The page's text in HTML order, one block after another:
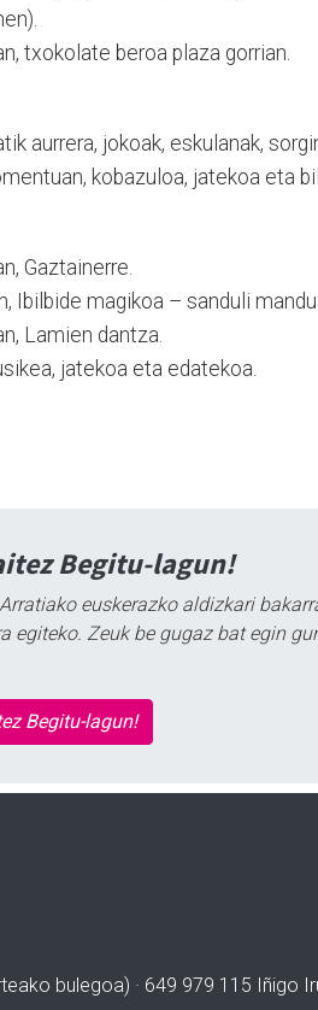
txokolate beroa plaza gorrian.
aurrera, jokoak, eskulanak,
kobazuloa, jatekoa eta
Gaztainerre.
Ibilbide magikoa – sanduli
Lamien dantza.
jatekoa eta edatekoa.
Begitu-lagun!
euskerazko aldizkari
egiteko. Zeuk be gugaz bat egin
Begitu-lagun!
bulegoa) · 649 979 115 Iñigo